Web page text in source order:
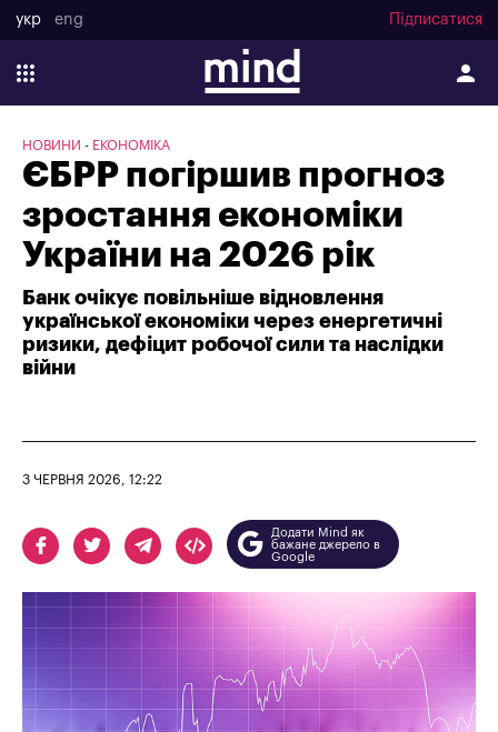
укр eng Підписатися
НОВИНИ ЕКОНОМІКА
ЄБРР погіршив прогноз
зростання економіки
України на 2026 рік
Банк очікує повільніше відновлення
української економіки через енергетичні
ризики, дефіцит робочої сили та наслідки
війни
3 ЧЕРВНЯ 2026, 12:22
Додати Mind як
бажане джерело в
Google